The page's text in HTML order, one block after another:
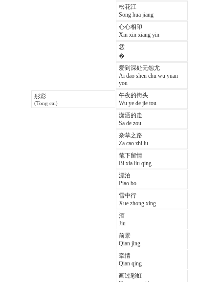
松花江
Song hua jiang
心心相印
Xin xin xiang yin
恁
�
爱到深处无怨尤
Ai dao shen chu wu yuan
you
彤彩
(Tong cai)
午夜的街头
Wu ye de jie tou
潇洒的走
Sa de zou
杂草之路
Za cao zhi lu
笔下留情
Bi xia liu qing
漂泊
Piao bo
雪中行
Xue zhong xing
酒
Jiu
前景
Qian jing
牵情
Qian qing
画过彩虹